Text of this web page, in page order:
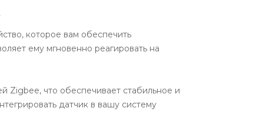
которое вам обеспечить
ему мгновенно реагировать на
Zigbee, что обеспечивает стабильное и
датчик в вашу систему